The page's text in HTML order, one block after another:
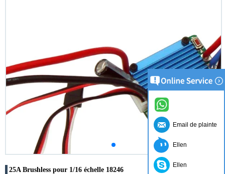
25A Brushless pour 1/16 échelle 18246
Email de plainte
Ellen
Ellen